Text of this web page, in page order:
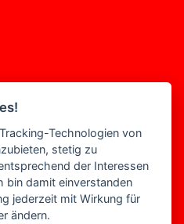
Technologien von
stetig zu
der Interessen
bin damit einverstanden
jederzeit mit Wirkung für
ändern.